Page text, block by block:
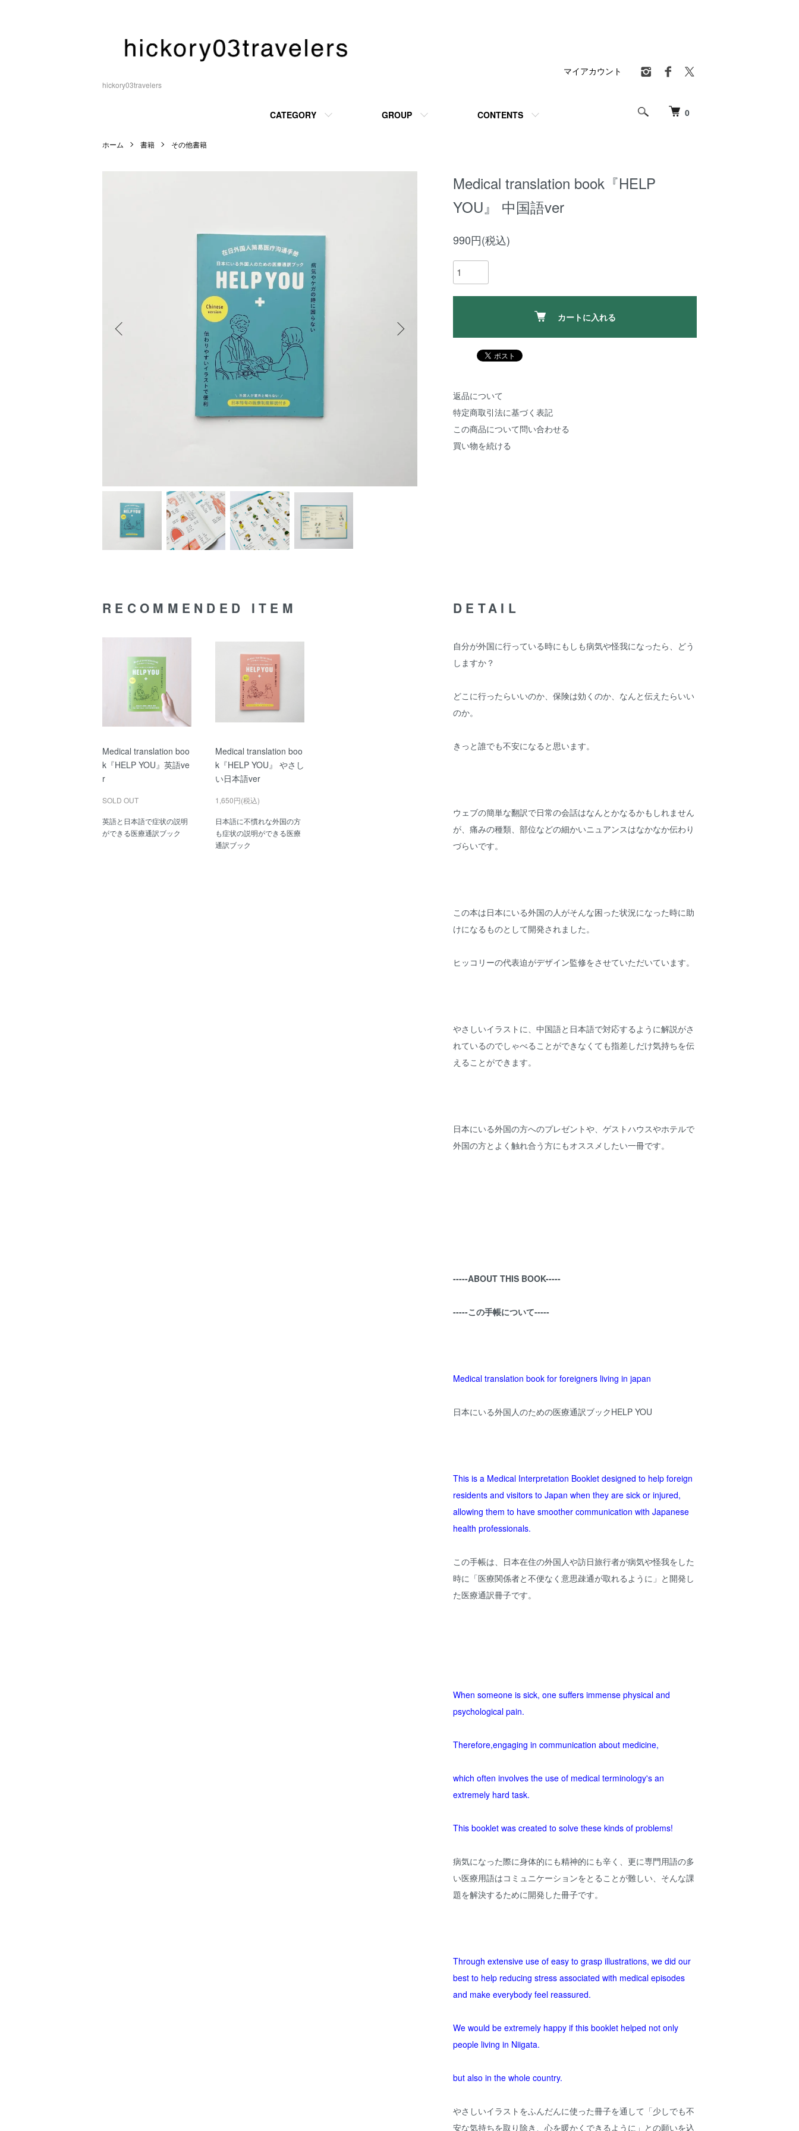
hickory03travelers
0
CATEGORY GROUP CONTENTS
マイアカウント
ホーム 書籍 その他書籍
Medical translation book『HELP
YOU』 中国語ver
990円(税込)
カートに入れる
返品について
特定商取引法に基づく表記
この商品について問い合わせる
買い物を続ける
DETAIL
自分が外国に行っている時にもしも病気や怪我になったら、どう
しますか？
どこに行ったらいいのか、保険は効くのか、なんと伝えたらいい
のか。
きっと誰でも不安になると思います。
ウェブの簡単な翻訳で日常の会話はなんとかなるかもしれません
が、痛みの種類、部位などの細かいニュアンスはなかなか伝わり
づらいです。
この本は日本にいる外国の人がそんな困った状況になった時に助
けになるものとして開発されました。
ヒッコリーの代表迫がデザイン監修をさせていただいています。
やさしいイラストに、中国語と日本語で対応するように解説がさ
れているのでしゃべることができなくても指差しだけ気持ちを伝
えることができます。
日本にいる外国の方へのプレゼントや、ゲストハウスやホテルで
外国の方とよく触れ合う方にもオススメしたい一冊です。
-----ABOUT THIS BOOK-----
-----この手帳について-----
Medical translation book for foreigners living in japan
日本にいる外国人のための医療通訳ブックHELP YOU
This is a Medical Interpretation Booklet designed to help foreign
residents and visitors to Japan when they are sick or injured,
allowing them to have smoother communication with Japanese
health professionals.
この手帳は、日本在住の外国人や訪日旅行者が病気や怪我をした
時に「医療関係者と不便なく意思疎通が取れるように」と開発し
た医療通訳冊子です。
When someone is sick, one suffers immense physical and
psychological pain.
Therefore,engaging in communication about medicine,
which often involves the use of medical terminology's an
extremely hard task.
This booklet was created to solve these kinds of problems!
病気になった際に身体的にも精神的にも辛く、更に専門用語の多
い医療用語はコミュニケーションをとることが難しい、そんな課
題を解決するために開発した冊子です。
Through extensive use of easy to grasp illustrations, we did our
best to help reducing stress associated with medical episodes
and make everybody feel reassured.
We would be extremely happy if this booklet helped not only
people living in Niigata.
but also in the whole country.
やさしいイラストをふんだんに使った冊子を通して「少しでも不
安な気持ちを取り除き、心を暖かくできるように」との願いを込
RECOMMENDED ITEM
Medical translation boo
k『HELP YOU』英語ve
r
SOLD OUT
英語と日本語で症状の説明
ができる医療通訳ブック
Medical translation boo
k『HELP YOU』 やさし
い日本語ver
1,650円(税込)
日本語に不慣れな外国の方
も症状の説明ができる医療
通訳ブック